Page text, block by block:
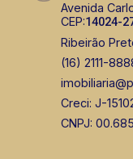
Avenida
CEP:14024-
Ribeirão
(16) 2111-
Creci: J-
CNPJ: